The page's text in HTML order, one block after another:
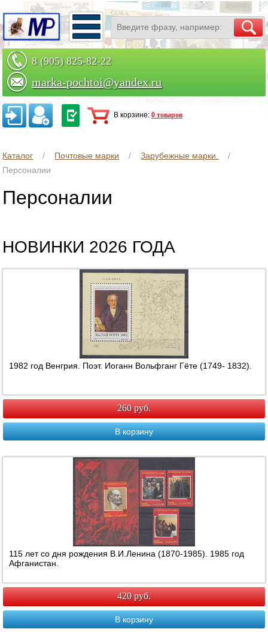
8 (905) 825-82-22
marka-pochtoi@yandex.ru
Заказать по телефону
В корзине: 0 товаров
Каталог Почтовые марки
Зарубежные марки.
Персоналии
Персоналии
НОВИНКИ 2026 ГОДА
1982 год Венгрия. Поэт. Иоганн Вольфганг Гёте (1749- 1832).
260 руб.
В корзину
115 лет со дня рождения В.И.Ленина (1870-1985). 1985 год
Афганистан.
420 руб.
В корзину